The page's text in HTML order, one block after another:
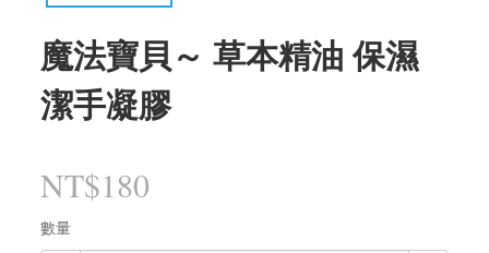
魔法寶貝～ 草本精油 保濕
潔手凝膠
NT$180
數量